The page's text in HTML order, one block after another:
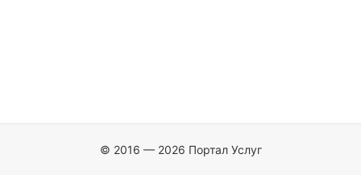
© 2016 — 2026 Портал Услуг